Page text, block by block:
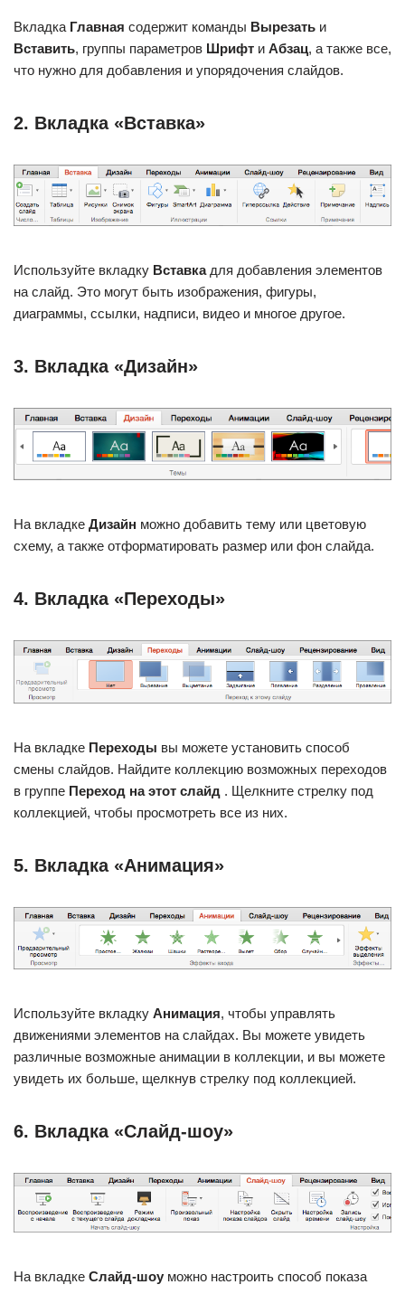
Вкладка Главная содержит команды Вырезать и
Вставить, группы параметров Шрифт и Абзац, а также все,
что нужно для добавления и упорядочения слайдов.
2. Вкладка «Вставка»
Используйте вкладку Вставкадля добавления элементов
на слайд. Это могут быть изображения, фигуры,
диаграммы, ссылки, надписи, видео и многое другое.
3. Вкладка «Дизайн»
На вкладке Дизайн можно добавить тему или цветовую
схему, а также отформатировать размер или фон слайда.
4. Вкладка «Переходы»
На вкладке Переходы вы можете установить способ
смены слайдов. Найдите коллекцию возможных переходов
в группе Переход на этот слайд . Щелкните стрелку под
коллекцией, чтобы просмотреть все из них.
5. Вкладка «Анимация»
Используйте вкладку Анимация, чтобы управлять
движениями элементов на слайдах. Вы можете увидеть
различные возможные анимации в коллекции, и вы можете
увидеть их больше, щелкнув стрелку под коллекцией.
6. Вкладка «Слайд-шоу»
На вкладке Слайд-шоу можно настроить способ показа